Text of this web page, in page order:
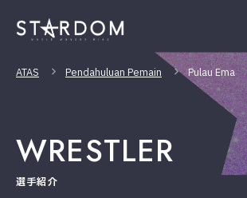
ATAS Pendahuluan Pemain Pulau Ema
WRESTLER
選手紹介